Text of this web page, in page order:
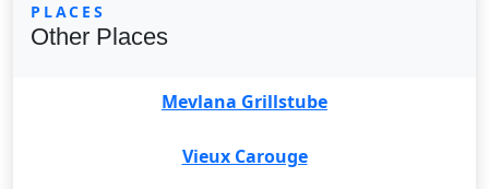
PLACES
Other Places
Mevlana Grillstube
Vieux Carouge